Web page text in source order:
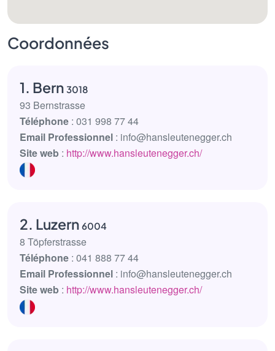
Coordonnées
1. Bern 3018
93 Bernstrasse
Téléphone : 031 998 77 44
Email Professionnel : info@hansleutenegger.ch
Site web : http://www.hansleutenegger.ch/
2. Luzern 6004
8 Töpferstrasse
Téléphone : 041 888 77 44
Email Professionnel : info@hansleutenegger.ch
Site web : http://www.hansleutenegger.ch/